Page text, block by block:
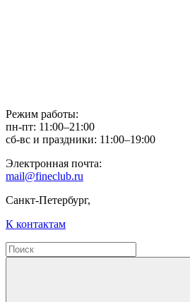
Режим работы:
пн-пт: 11:00–21:00
сб-вс и праздники: 11:00–19:00
Электронная почта:
mail@fineclub.ru
Санкт-Петербург,
К контактам